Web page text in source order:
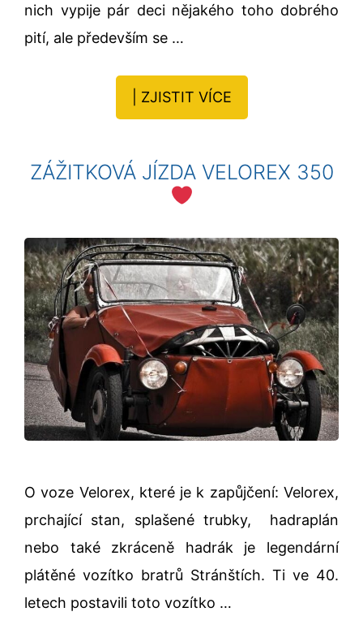
nich vypije pár deci nějakého toho dobrého
pití, ale především se …
| ZJISTIT VÍCE
ZÁŽITKOVÁ JÍZDA VELOREX 350
O voze Velorex, které je k zapůjčení: Velorex,
prchající stan, splašené trubky, hadraplán
nebo také zkráceně hadrák je legendární
plátěné vozítko bratrů Stránštích. Ti ve 40.
letech postavili toto vozítko …